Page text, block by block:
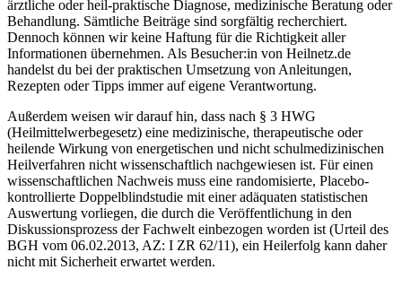
ärztliche oder heil-praktische Diagnose, medizinische Beratung oder
Behandlung. Sämtliche Beiträge sind sorgfältig recherchiert.
Dennoch können wir keine Haftung für die Richtigkeit aller
Informationen übernehmen. Als Besucher:in von Heilnetz.de
handelst du bei der praktischen Umsetzung von Anleitungen,
Rezepten oder Tipps immer auf eigene Verantwortung.
Außerdem weisen wir darauf hin, dass nach § 3 HWG
(Heilmittelwerbegesetz) eine medizinische, therapeutische oder
heilende Wirkung von energetischen und nicht schulmedizinischen
Heilverfahren nicht wissenschaftlich nachgewiesen ist. Für einen
wissenschaftlichen Nachweis muss eine randomisierte, Placebo-
kontrollierte Doppelblindstudie mit einer adäquaten statistischen
Auswertung vorliegen, die durch die Veröffentlichung in den
Diskussionsprozess der Fachwelt einbezogen worden ist (Urteil des
BGH vom 06.02.2013, AZ: I ZR 62/11), ein Heilerfolg kann daher
nicht mit Sicherheit erwartet werden.